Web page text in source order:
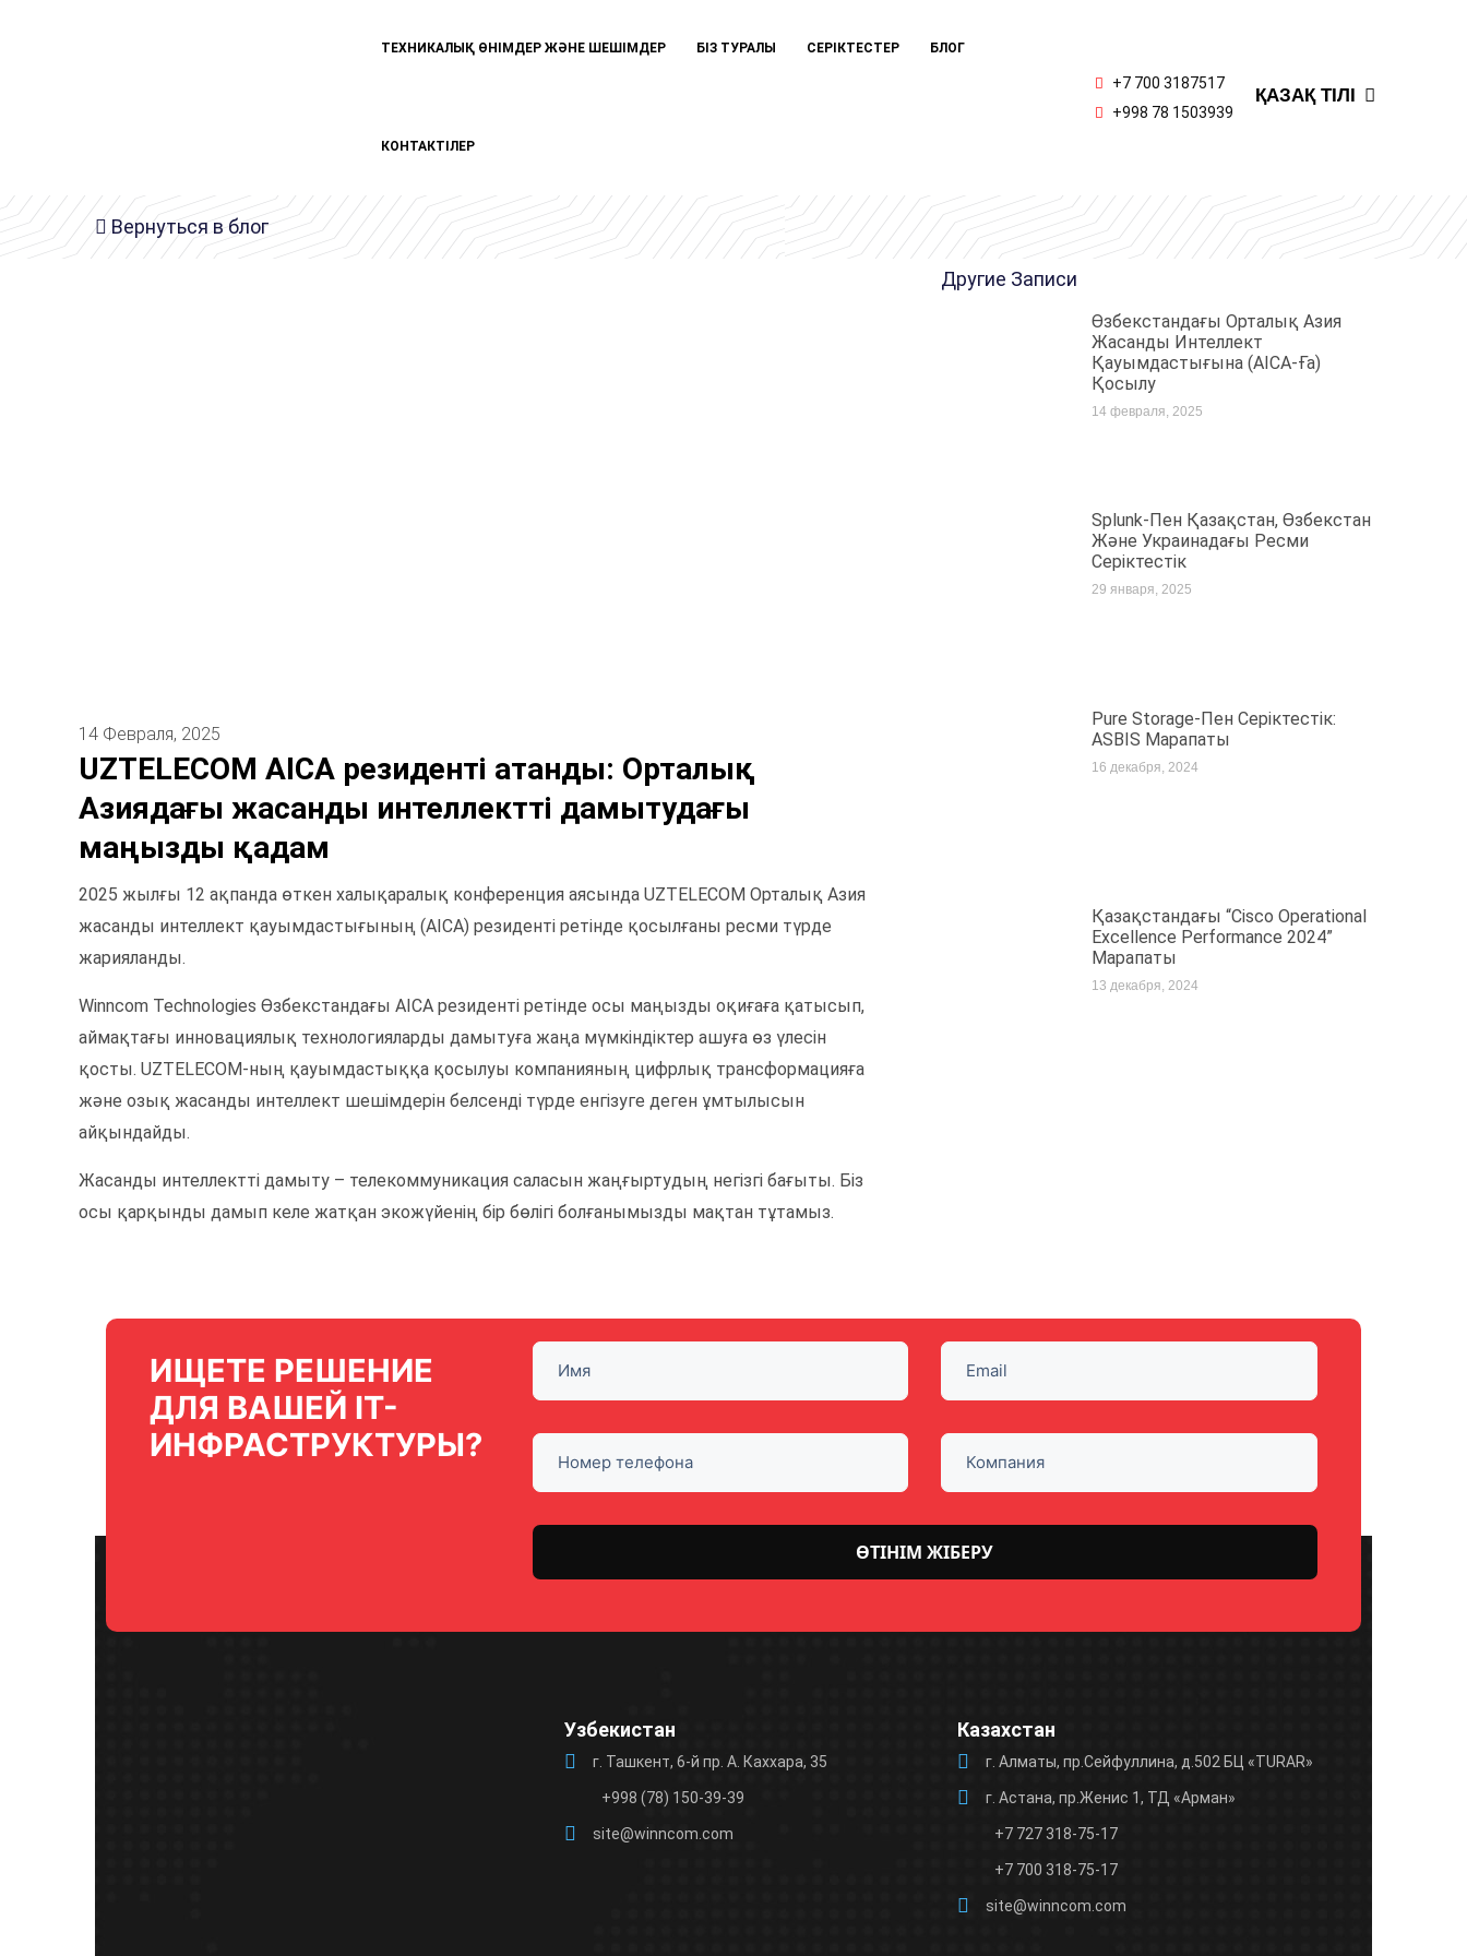
ТЕХНИКАЛЫҚ ӨНІМДЕР ЖӘНЕ ШЕШІМДЕР БІЗ ТУРАЛЫ СЕРІКТЕСТЕР БЛОГ
КОНТАКТІЛЕР
+7 700 3187517
+998 78 1503939
ҚАЗАҚ ТІЛІ
ENGLISH
Вернуться в блог
14 Февраля, 2025
UZTELECOM AICA резиденті атанды: Орталық
Азиядағы жасанды интеллектті дамытудағы
маңызды қадам
2025 жылғы 12 ақпанда өткен халықаралық конференция аясында UZTELECOM Орталық Азия
жасанды интеллект қауымдастығының (AICA) резиденті ретінде қосылғаны ресми түрде
жарияланды.
Winncom Technologies Өзбекстандағы AICA резиденті ретінде осы маңызды оқиғаға қатысып,
аймақтағы инновациялық технологияларды дамытуға жаңа мүмкіндіктер ашуға өз үлесін
қосты. UZTELECOM-ның қауымдастыққа қосылуы компанияның цифрлық трансформацияға
және озық жасанды интеллект шешімдерін белсенді түрде енгізуге деген ұмтылысын
айқындайды.
Жасанды интеллектті дамыту – телекоммуникация саласын жаңғыртудың негізгі бағыты. Біз
осы қарқынды дамып келе жатқан экожүйенің бір бөлігі болғанымызды мақтан тұтамыз.
Другие Записи
Өзбекстандағы Орталық Азия
Жасанды Интеллект
Қауымдастығына (AICA-Ға)
Қосылу
14 февраля, 2025
Splunk-Пен Қазақстан, Өзбекстан
Және Украинадағы Ресми
Серіктестік
29 января, 2025
Pure Storage-Пен Серіктестік:
ASBIS Марапаты
16 декабря, 2024
Қазақстандағы “Cisco Operational
Excellence Performance 2024”
Марапаты
13 декабря, 2024
ИЩЕТЕ РЕШЕНИЕ
ДЛЯ ВАШЕЙ IT-
ИНФРАСТРУКТУРЫ?
empty.Узбекистан
г. Ташкент, 6-й пр. А. Каххара, 35
+998 (78) 150-39-39
site@winncom.com
Казахстан
г. Алматы, пр.Сейфуллина, д.502 БЦ «TURAR»
г. Астана, пр.Женис 1, ТД «Арман»
+7 727 318-75-17
+7 700 318-75-17
site@winncom.com